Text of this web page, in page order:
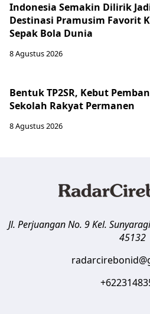
Indonesia Semakin Dilirik
Destinasi Pramusim Favorit
Sepak Bola Dunia
8 Agustus 2026
Bentuk TP2SR, Kebut
Sekolah Rakyat Permanen
8 Agustus 2026
Jl. Perjuangan No. 9 Kel. Sunyaragi
45132